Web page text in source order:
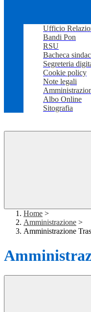
Ufficio
Bandi Pon
RSU
Bacheca
Segreteria
Cookie policy
Note legali
Albo Online
Sitografia
Home >
Amministrazione >
Amministrazione